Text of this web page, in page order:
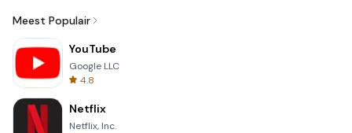
Meest Populair
YouTube
Google LLC
4.8
Netflix
Netflix, Inc.